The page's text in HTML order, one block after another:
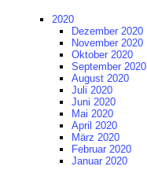
2020
Dezember 2020
November 2020
Oktober 2020
September 2020
August 2020
Juli 2020
Juni 2020
Mai 2020
April 2020
März 2020
Februar 2020
Januar 2020